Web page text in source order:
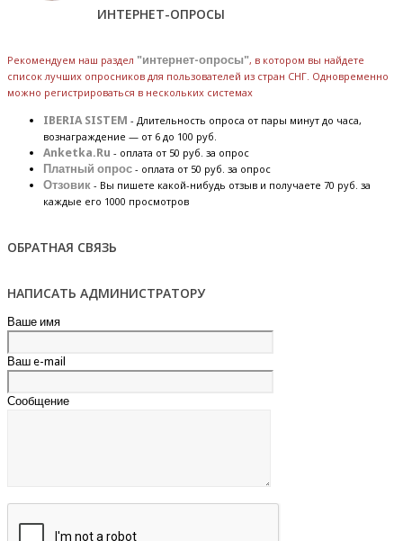
ИНТЕРНЕТ-ОПРОСЫ
Рекомендуем наш раздел "интернет-опросы", в котором вы найдете
список лучших опросников для пользователей из стран СНГ. Одновременно
можно регистрироваться в нескольких системах
IBERIA SISTEM - Длительность опроса от пары минут до часа,
вознаграждение — от 6 до 100 руб.
Anketka.Ru - оплата от 50 руб. за опрос
Платный опрос - оплата от 50 руб. за опрос
Отзовик - Вы пишете какой-нибудь отзыв и получаете 70 руб. за
каждые его 1000 просмотров
ОБРАТНАЯ СВЯЗЬ
НАПИСАТЬ АДМИНИСТРАТОРУ
Ваше имя
Ваш e-mail
Сообщение